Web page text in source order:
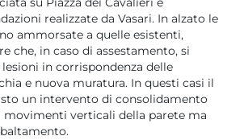
realizzate da Vasari. In alzato le
ammorsate a quelle esistenti,
che, in caso di assestamento, si
in corrispondenza delle
e nuova muratura. In questi casi il
un intervento di consolidamento
movimenti verticali della parete ma